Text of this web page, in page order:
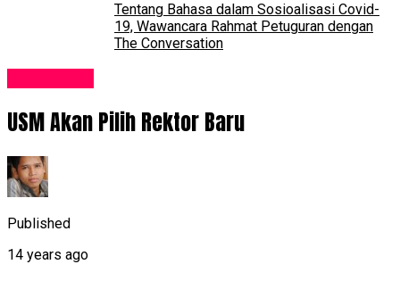
Tentang Bahasa dalam Sosioalisasi Covid-
19, Wawancara Rahmat Petuguran dengan
The Conversation
USM Akan Pilih Rektor Baru
Published
14 years ago